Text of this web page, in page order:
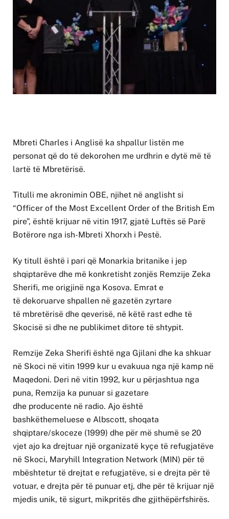
Mbreti Charles i Anglisë ka shpallur listën me
personat që do të dekorohen me urdhrin e dytë më të
lartë të Mbretërisë.
Titulli me akronimin OBE, njihet në anglisht si
“Officer of the Most Excellent Order of the British Em
pire”, është krijuar në vitin 1917, gjatë Luftës së Parë
Botërore nga ish-Mbreti Xhorxh i Pestë.
Ky titull është i pari që Monarkia britanike i jep
shqiptarëve dhe më konkretisht zonjës Remzije Zeka
Sherifi, me origjinë nga Kosova. Emrat e
të dekoruarve shpallen në gazetën zyrtare
të mbretërisë dhe qeverisë, në këtë rast edhe të
Skocisë si dhe ne publikimet ditore të shtypit.
Remzije Zeka Sherifi është nga Gjilani dhe ka shkuar
në Skoci në vitin 1999 kur u evakuua nga një kamp në
Maqedoni. Deri në vitin 1992, kur u përjashtua nga
puna, Remzija ka punuar si gazetare
dhe producente në radio. Ajo është
bashkëthemeluese e Albscott, shoqata
shqiptare/skoceze (1999) dhe për më shumë se 20
vjet ajo ka drejtuar një organizatë kyçe të refugjatëve
në Skoci, Maryhill Integration Network (MIN) për të
mbështetur të drejtat e refugjatëve, si e drejta për të
votuar, e drejta për të punuar etj, dhe për të krijuar një
mjedis unik, të sigurt, mikpritës dhe gjithëpërfshirës.